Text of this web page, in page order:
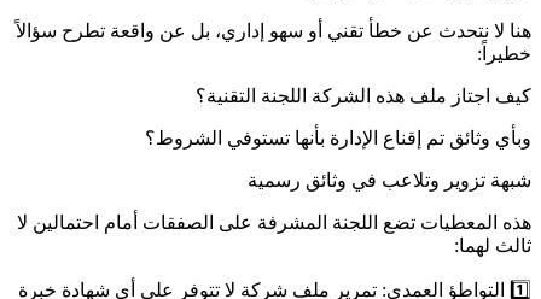
هنا لا نتحدث عن خطأ تقني أو سهو إداري، بل عن واقعة تطرح سؤالاً
خطيراً:
كيف اجتاز ملف هذه الشركة اللجنة التقنية؟
وبأي وثائق تم إقناع الإدارة بأنها تستوفي الشروط؟
شبهة تزوير وتلاعب في وثائق رسمية
هذه المعطيات تضع اللجنة المشرفة على الصفقات أمام احتمالين لا
ثالث لهما:
1️⃣ التواطؤ العمدي: تمرير ملف شركة لا تتوفر على أي شهادة خبرة